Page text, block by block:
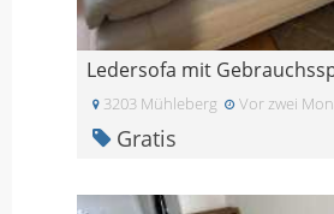
Ledersofa mit
3203 Mühleberg Vor zwei
Gratis